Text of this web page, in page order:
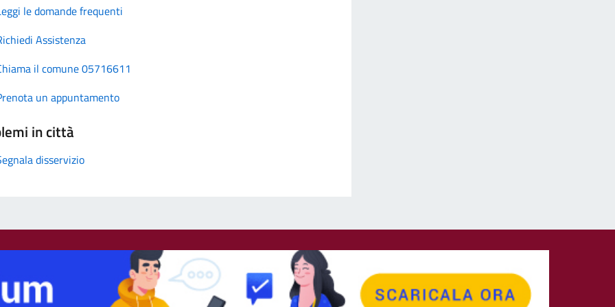
le domande frequenti
Assistenza
il comune 05716611
un appuntamento
in città
disservizio